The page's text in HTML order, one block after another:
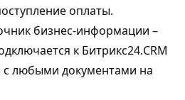
оплаты.
бизнес-информации –
к Битрикс24.CRM
с любыми документами на